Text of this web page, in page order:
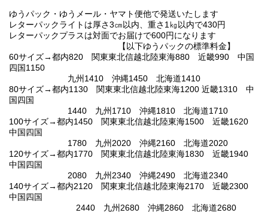
ゆうパック・ゆうメール・ヤマト便他で発送いたします
レターパックライトは厚さ3㎝以内、重さ1㎏以内で430円
レターパックプラスは対面でお届けで600円になります
【以下ゆうパックの標準料金】
60サイズ→都内820 関東東北信越北陸東海880 近畿990 中国
四国1150
九州1410 沖縄1450 北海道1410
80サイズ→都内1130 関東東北信越北陸東海1200 近畿1310 中
国四国
1440 九州1710 沖縄1810 北海道1710
100サイズ→都内1450 関東東北信越北陸東海1500 近畿1620
中国四国
1780 九州2020 沖縄2160 北海道2020
120サイズ→都内1770 関東東北信越北陸東海1830 近畿1940
中国四国
2080 九州2340 沖縄2490 北海道2340
140サイズ→都内2120 関東東北信越北陸東海2170 近畿2300
中国四国
2440 九州2680 沖縄2860 北海道2680